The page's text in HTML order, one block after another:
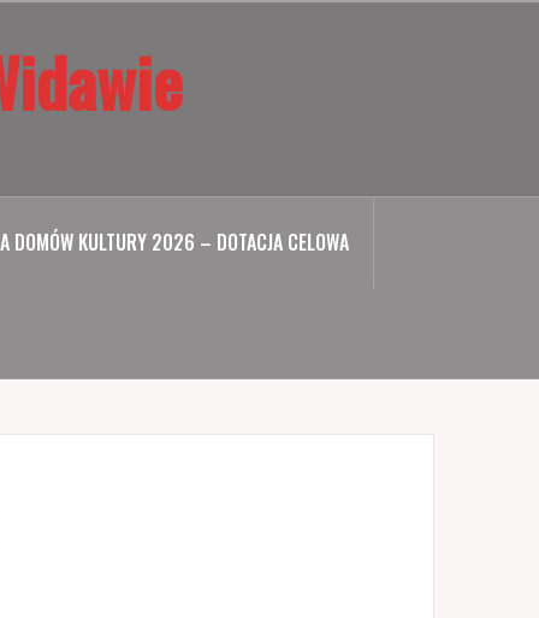
DOMÓW KULTURY 2026 – DOTACJA CELOWA